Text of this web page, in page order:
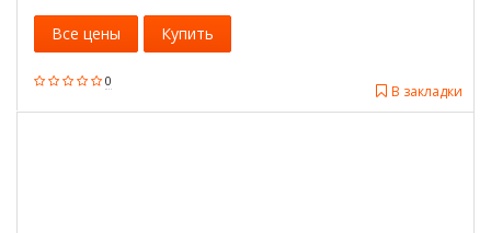
0
В закладки
Все цены Купить